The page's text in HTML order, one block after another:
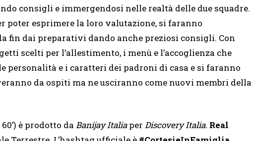
consigli e immergendosi nelle realtà delle due squadre.
esprimere la loro valutazione, si faranno
fin dai preparativi dando anche preziosi consigli. Con
scelti per l’allestimento, i menù e l’accoglienza che
personalità e i caratteri dei padroni di casa e si faranno
da ospiti ma ne usciranno come nuovi membri della
è prodotto da Banijay Italiaper Discovery Italia. Real